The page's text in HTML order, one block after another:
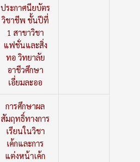
ประกาศนียบัตร
วิชาชีพ ชั้นปีที่
1 สาขาวิชา
แฟชั่นและสิ่ง
ทอ วิทยาลัย
อาชีวศึกษา
เอี่ยมละออ
การศึกษาผล
สัมฤทธิ์ทางการ
เรียนในวิชา
เค้กและการ
แต่งหน้าเค้ก